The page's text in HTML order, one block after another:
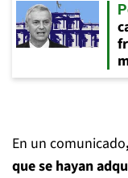
En un comunicado
que se hayan